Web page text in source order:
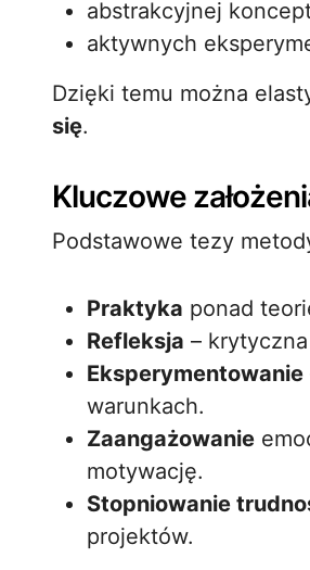
abstrakcyjnej
aktywnych
Dzięki temu można
się.
Kluczowe
Podstawowe tezy
Praktyka ponad
Refleksja –
Eksperymentowanie
warunkach.
Zaangażowanie
motywację.
Stopniowanie
projektów.